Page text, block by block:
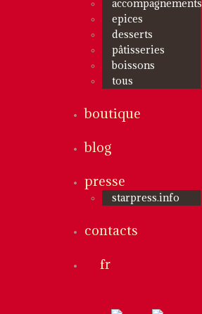
accompagnements
epices
desserts
pâtisseries
boissons
tous
boutique
blog
presse
starpress.info
contacts
fr